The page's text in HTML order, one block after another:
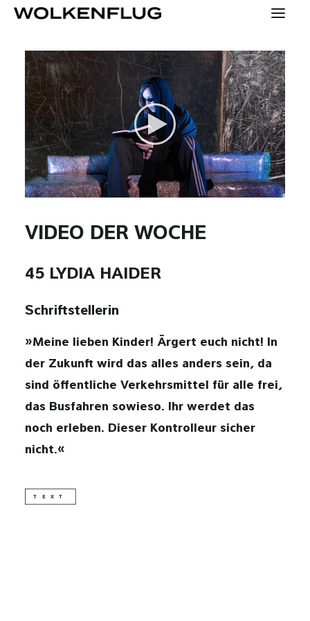
SPECIALS
KONTAKT
PRESSE
HOME
MENSCHEN
DSGVO
IMPRESSUM
VIDEO DER WOCHE
45 LYDIA HAIDER
Schriftstellerin
»Meine lieben Kinder! Ärgert euch nicht! In
der Zukunft wird das alles anders sein, da
sind öffentliche Verkehrsmittel für alle frei,
das Busfahren sowieso. Ihr werdet das
noch erleben. Dieser Kontrolleur sicher
nicht.«
TEXT